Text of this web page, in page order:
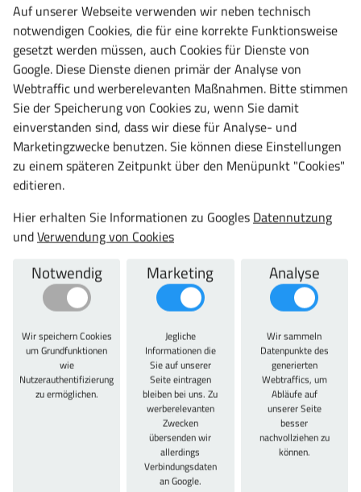
Innovatives Design und hohe Funktionalität
C+P Möbelsysteme überzeugen nicht nur durch ihre
Funktionalität, sondern auch durch ihr ansprechendes Design.
UnsereUmkleidebänkemitRückenlehneund
Garderobenschränke bieten Komfort und Stil in
Umkleidebereichen. Für die Lagerung von Reinigungsmitteln
eignet sich derUmweltschrankperfekt.
Praktische Zusatzfunktionen und Zubehör
Unsere Produkte bieten zahlreiche Zusatzfunktionen und
umfangreiches Zubehör.Drehriegel
SitzbankUmkleide mit integriertemNummernschildund
Kennzeichen aus Kunststoff
sorgt für zusätzliche Ordnung.
Sichere Aufbewahrung von Akkus und Werkzeugen
Speziell für die sichere Aufbewahrung von Akkus bieten wir
denAkkuladeschrank
an. Dieser ist sowohl in einer kleinen als
auch in einer großen Ausführung erhältlich und sorgt für eine
sichere und ordentliche Lagerung Ihrer Akkus.
Maßgeschneiderte Lösungen für jede Branche
Egal ob für Werkstatt, Büro oder Umkleideräume – C+P
Auf unserer Webseite verwenden wir neben technisch
notwendigen Cookies, die für eine korrekte Funktionsweise
gesetzt werden müssen, auch Cookies für Dienste von
Google. Diese Dienste dienen primär der Analyse von
Webtraffic und werberelevanten Maßnahmen. Bitte stimmen
Sie der Speicherung von Cookies zu, wenn Sie damit
einverstanden sind, dass wir diese für Analyse- und
Marketingzwecke benutzen. Sie können diese Einstellungen
zu einem späteren Zeitpunkt über den Menüpunkt "Cookies"
editieren.
Hier erhalten Sie Informationen zu Googles Datennutzung
undVerwendung von Cookies
Notwendig
Wir speichern Cookies
um Grundfunktionen
wie
Nutzerauthentifizierung
zu ermöglichen.
Marketing
Jegliche
Informationen die
Sie auf unserer
Seite eintragen
bleiben bei uns. Zu
werberelevanten
Zwecken
übersenden wir
allerdings
Verbindungsdaten
an Google.
Analyse
Wir sammeln
Datenpunkte des
generierten
Webtraffics, um
Abläufe auf
unserer Seite
besser
nachvollziehen zu
können.